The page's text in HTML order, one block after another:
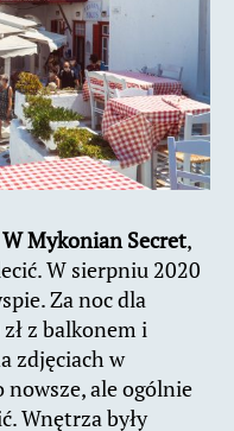
Mykonian Secret,
W sierpniu 2020
Za noc dla
z balkonem i
zdjęciach w
ale ogólnie
Wnętrza były